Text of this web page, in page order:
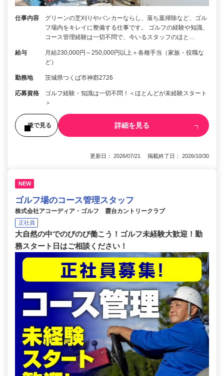
仕事内容
グリーンの芝刈りやバンカーならし、落ち葉掃除など、ゴル
フ場内をキレイに整備する仕事です。 ゴルフの経験や知識、
コース管理経験は一切不問で、今いるスタッフのほと…
給与
月給230,000円～250,000円以上＋各種手当（家族・役職な
ど）
勤務地 茨城県つくば市神郡2726
応募資格
ゴルフ経験・知識は一切不問！＜ほとんどが未経験スタート
＞
後で見る 詳細を見る
更新日： 2026/07/21 掲載終了日： 2026/10/30
NEW
ゴルフ場のコース管理スタッフ
株式会社アコーディア・ゴルフ 霞台カントリークラブ
正社員
大自然の中でのびのび働こう！ゴルフ未経験大歓迎！勤
務スタート日はご相談ください！